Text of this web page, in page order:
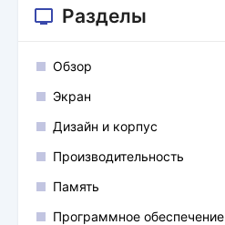
Разделы
Обзор
Экран
Дизайн и корпус
Производительность
Память
Программное обеспечение